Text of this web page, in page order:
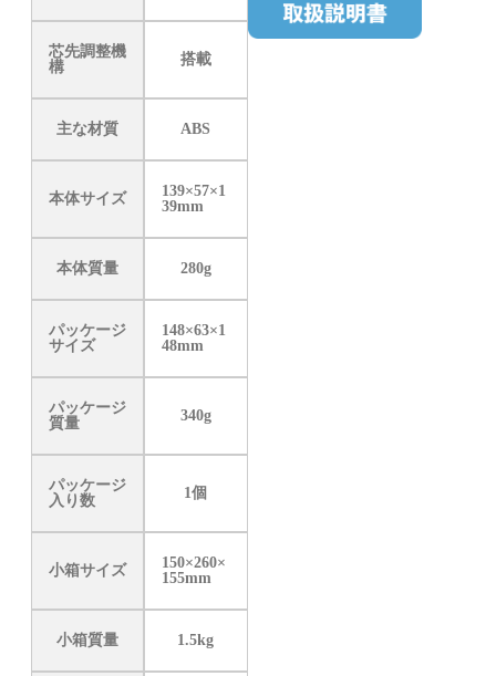
芯先調整機
構
搭載
主な材質 ABS
本体サイズ
139×57×1
39mm
本体質量 280g
パッケージ
サイズ
148×63×1
48mm
パッケージ
質量
340g
パッケージ
入り数
1個
小箱サイズ
150×260×
155mm
小箱質量 1.5kg